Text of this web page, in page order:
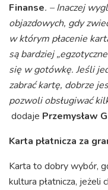
Finanse. – Inaczej
objazdowych, gdy
w którym płacenie
są bardziej
się w gotówkę. Jeśli
zabrać kartę, dobrze
pozwoli obsługiwać
dodaje Przemysław
Karta płatnicza za
Karta to dobry wybór,
kultura płatnicza, jeżeli